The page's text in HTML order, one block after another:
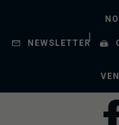
NEWSLETTER